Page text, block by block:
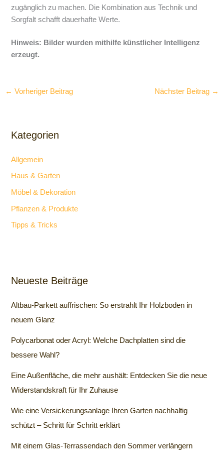
zugänglich zu machen. Die Kombination aus Technik und
Sorgfalt schafft dauerhafte Werte.
Hinweis: Bilder wurden mithilfe künstlicher Intelligenz
erzeugt.
← Vorheriger Beitrag Nächster Beitrag →
Kategorien
Allgemein
Haus & Garten
Möbel & Dekoration
Pflanzen & Produkte
Tipps & Tricks
Neueste Beiträge
Altbau-Parkett auffrischen: So erstrahlt Ihr Holzboden in
neuem Glanz
Polycarbonat oder Acryl: Welche Dachplatten sind die
bessere Wahl?
Eine Außenfläche, die mehr aushält: Entdecken Sie die neue
Widerstandskraft für Ihr Zuhause
Wie eine Versickerungsanlage Ihren Garten nachhaltig
schützt – Schritt für Schritt erklärt
Mit einem Glas-Terrassendach den Sommer verlängern